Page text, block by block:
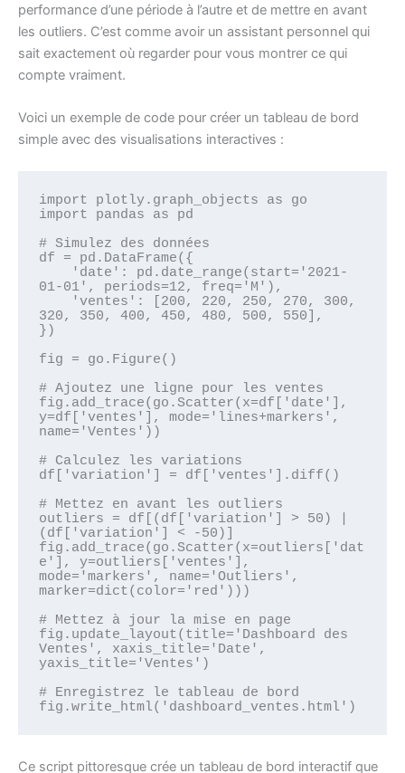
performance d’une période à l’autre et de mettre en avant
les outliers. C’est comme avoir un assistant personnel qui
sait exactement où regarder pour vous montrer ce qui
compte vraiment.
Voici un exemple de code pour créer un tableau de bord
simple avec des visualisations interactives :
import plotly.graph_objects as go
import pandas as pd
# Simulez des données
df = pd.DataFrame({
01-01', periods=12, freq='M'),
320, 350, 400, 450, 480, 500, 550],
})
fig = go.Figure()
# Ajoutez une ligne pour les ventes
fig.add_trace(go.Scatter(x=df['date'],
y=df['ventes'], mode='lines+markers',
name='Ventes'))
# Calculez les variations
df['variation'] = df['ventes'].diff()
# Mettez en avant les outliers
outliers = df[(df['variation'] > 50) |
(df['variation'] < -50)]
fig.add_trace(go.Scatter(x=outliers['dat
e'], y=outliers['ventes'],
mode='markers', name='Outliers',
marker=dict(color='red')))
# Mettez à jour la mise en page
fig.update_layout(title='Dashboard des
Ventes', xaxis_title='Date',
yaxis_title='Ventes')
# Enregistrez le tableau de bord
Ce script pittoresque crée un tableau de bord interactif que